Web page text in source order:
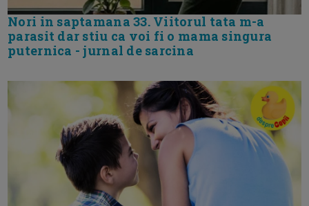
Nori in saptamana 33. Viitorul tata m-a
parasit dar stiu ca voi fi o mama singura
puternica - jurnal de sarcina